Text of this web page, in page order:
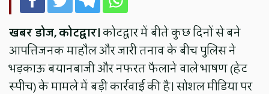
खबर डोज, कोटद्वार।कोटद्वार में बीते कुछ दिनों से बने
आपत्तिजनक माहौल और जारी तनाव के बीच पुलिस ने
भड़काऊ बयानबाजी और नफरत फैलाने वाले भाषण (हेट
स्पीच) के मामले में बड़ी कार्रवाई की है। सोशल मीडिया पर